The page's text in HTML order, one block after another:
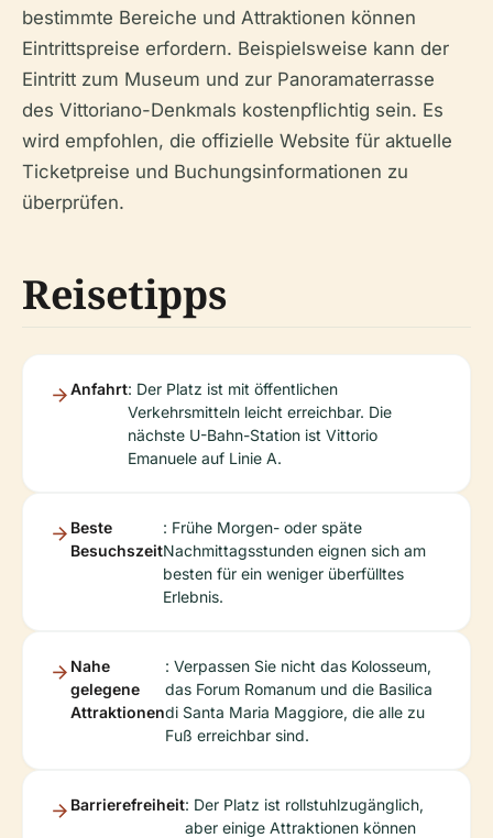
bestimmte Bereiche und Attraktionen können
Eintrittspreise erfordern. Beispielsweise kann der
Eintritt zum Museum und zur Panoramaterrasse
des Vittoriano-Denkmals kostenpflichtig sein. Es
wird empfohlen, die offizielle Website für aktuelle
Ticketpreise und Buchungsinformationen zu
überprüfen.
Reisetipps
Anfahrt: Der Platz ist mit öffentlichen
Verkehrsmitteln leicht erreichbar. Die
nächste U-Bahn-Station ist Vittorio
Emanuele auf Linie A.
Beste
Besuchszeit
: Frühe Morgen- oder späte
Nachmittagsstunden eignen sich am
besten für ein weniger überfülltes
Erlebnis.
Nahe
gelegene
Attraktionen
: Verpassen Sie nicht das Kolosseum,
das Forum Romanum und die Basilica
di Santa Maria Maggiore, die alle zu
Fuß erreichbar sind.
Barrierefreiheit: Der Platz ist rollstuhlzugänglich,
aber einige Attraktionen können